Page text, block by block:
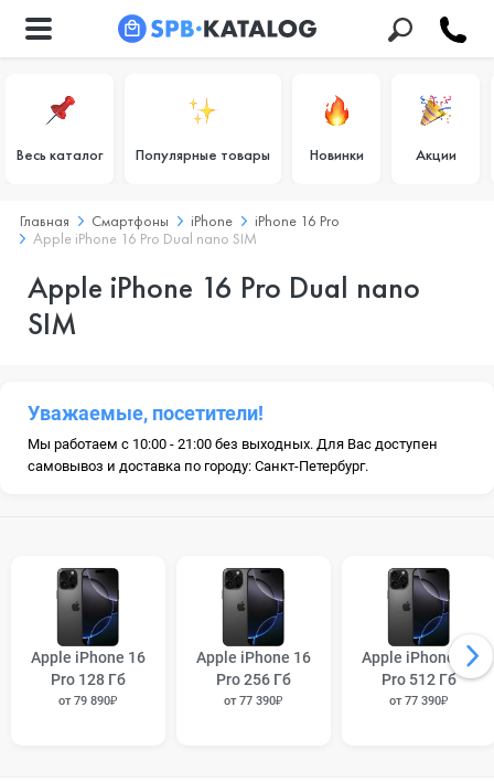
Весь каталог Популярные товары Новинки Акции
Главная Смартфоны iPhone
iPhone 16 Pro
Apple iPhone 16 Pro Dual nano SIM
Apple iPhone 16 Pro Dual nano
SIM
Уважаемые, посетители!
Мы работаем с 10:00 - 21:00 без выходных. Для Вас доступен
самовывоз и доставка по городу: Санкт-Петербург.
Apple iPhone 16
Pro 128 Гб
от 79 890₽
Apple iPhone 16
Pro 256 Гб
от 77 390₽
Apple iPhone 16
Pro 512 Гб
от 77 390₽